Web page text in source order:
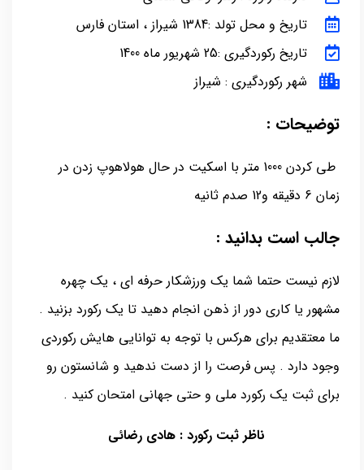
تاریخ و محل تولد :1384 شیراز ، استان فارس
تاریخ رکوردگیری :25 شهریور ماه 1400
شهر رکوردگیری : شیراز
توضیحات :
طی کردن 1000 متر با اسکیت در حال هولاهوپ زدن در
زمان 6 دقیقه و12 صدم ثانیه
جالب است بدانید :
لازم نیست حتما شما یک ورزشکار حرفه ای ، یک چهره
مشهور یا کاری دور از ذهن انجام دهید تا یک رکورد بزنید .
ما معتقدیم برای هرکس با توجه به توانایی هایش رکوردی
وجود دارد . پس فرصت را از دست ندهید و شانستون رو
برای ثبت یک رکورد ملی و حتی جهانی امتحان کنید .
ناظر ثبت رکورد : هادی رضائی